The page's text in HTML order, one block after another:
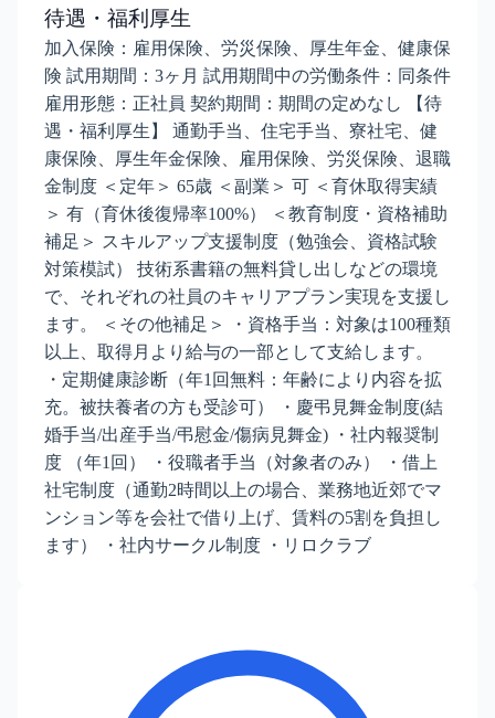
待遇・福利厚生
加入保険：雇用保険、労災保険、厚生年金、健康保
険 試用期間：3ヶ月 試用期間中の労働条件：同条件
雇用形態：正社員 契約期間：期間の定めなし 【待
遇・福利厚生】 通勤手当、住宅手当、寮社宅、健
康保険、厚生年金保険、雇用保険、労災保険、退職
金制度 ＜定年＞ 65歳 ＜副業＞ 可 ＜育休取得実績
＞ 有（育休後復帰率100%） ＜教育制度・資格補助
補足＞ スキルアップ支援制度（勉強会、資格試験
対策模試） 技術系書籍の無料貸し出しなどの環境
で、それぞれの社員のキャリアプラン実現を支援し
ます。 ＜その他補足＞ ・資格手当：対象は100種類
以上、取得月より給与の一部として支給します。
・定期健康診断（年1回無料：年齢により内容を拡
充。被扶養者の方も受診可） ・慶弔見舞金制度(結
婚手当/出産手当/弔慰金/傷病見舞金) ・社内報奨制
度 （年1回） ・役職者手当（対象者のみ） ・借上
社宅制度（通勤2時間以上の場合、業務地近郊でマ
ンション等を会社で借り上げ、賃料の5割を負担し
ます） ・社内サークル制度 ・リロクラブ